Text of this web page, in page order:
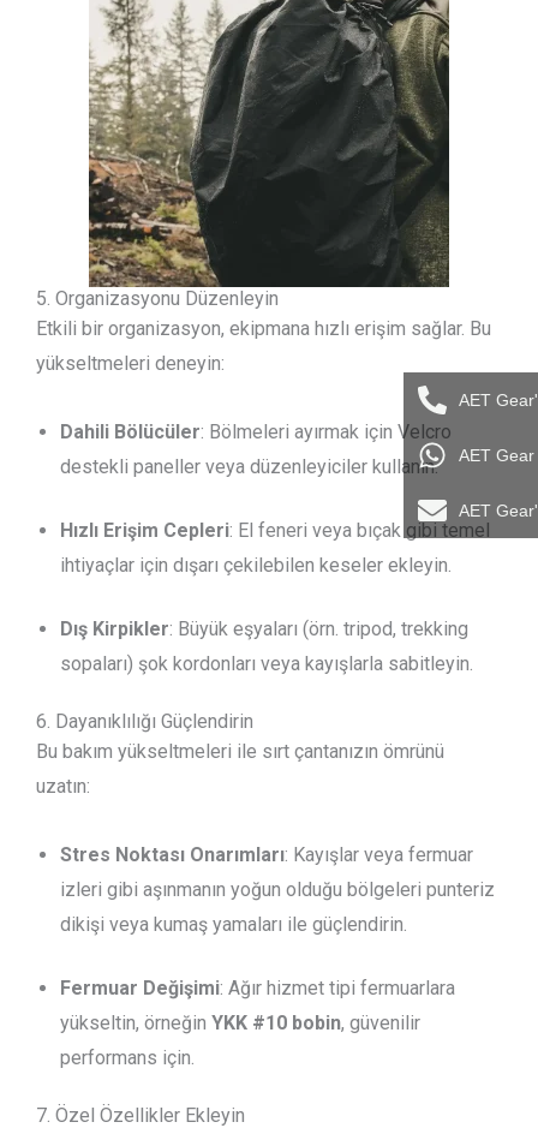
5. Organizasyonu Düzenleyin
Etkili bir organizasyon, ekipmana hızlı erişim sağlar. Bu
yükseltmeleri deneyin:
Dahili Bölücüler: Bölmeleri ayırmak için Velcro
destekli paneller veya düzenleyiciler kullanın.
Hızlı Erişim Cepleri: El feneri veya bıçak gibi temel
ihtiyaçlar için dışarı çekilebilen keseler ekleyin.
Dış Kirpikler: Büyük eşyaları (örn. tripod, trekking
sopaları) şok kordonları veya kayışlarla sabitleyin.
6. Dayanıklılığı Güçlendirin
Bu bakım yükseltmeleri ile sırt çantanızın ömrünü
uzatın:
Stres Noktası Onarımları: Kayışlar veya fermuar
izleri gibi aşınmanın yoğun olduğu bölgeleri punteriz
dikişi veya kumaş yamaları ile güçlendirin.
Fermuar Değişimi: Ağır hizmet tipi fermuarlara
yükseltin, örneğin YKK #10 bobin, güvenilir
performans için.
7. Özel Özellikler Ekleyin
AET
AET
AET